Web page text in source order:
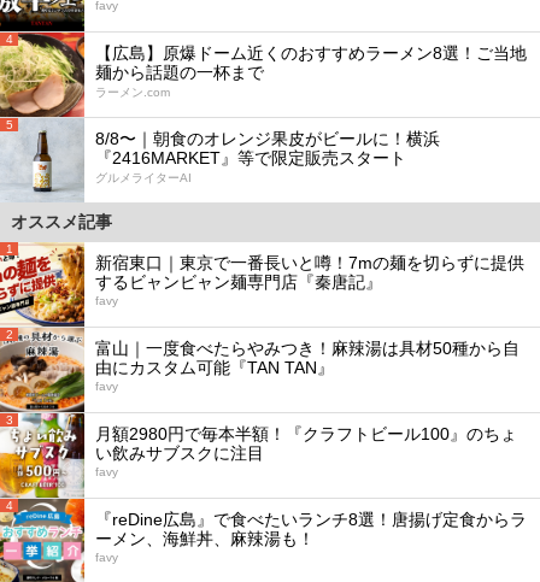
favy
4
【広島】原爆ドーム近くのおすすめラーメン8選！ご当地
麺から話題の一杯まで
ラーメン.com
5
8/8〜｜朝食のオレンジ果皮がビールに！横浜
『2416MARKET』等で限定販売スタート
グルメライターAI
オススメ記事
1
新宿東口｜東京で一番長いと噂！7mの麺を切らずに提供
するビャンビャン麺専門店『秦唐記』
favy
2
富山｜一度食べたらやみつき！麻辣湯は具材50種から自
由にカスタム可能『TAN TAN』
favy
3
月額2980円で毎本半額！『クラフトビール100』のちょ
い飲みサブスクに注目
favy
4
『reDine広島』で食べたいランチ8選！唐揚げ定食からラ
ーメン、海鮮丼、麻辣湯も！
favy